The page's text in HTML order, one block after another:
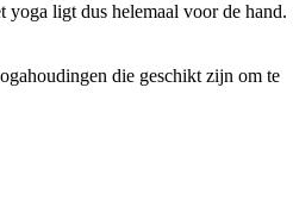
yoga ligt dus helemaal voor de hand.
die geschikt zijn om te